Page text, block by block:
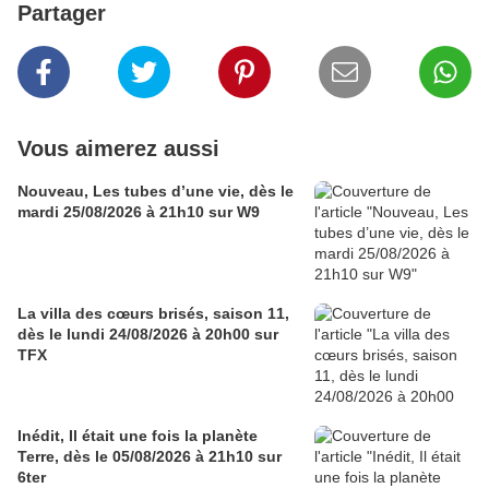
Partager
Vous aimerez aussi
Nouveau, Les tubes d’une vie, dès le
mardi 25/08/2026 à 21h10 sur W9
La villa des cœurs brisés, saison 11,
dès le lundi 24/08/2026 à 20h00 sur
TFX
Inédit, Il était une fois la planète
Terre, dès le 05/08/2026 à 21h10 sur
6ter